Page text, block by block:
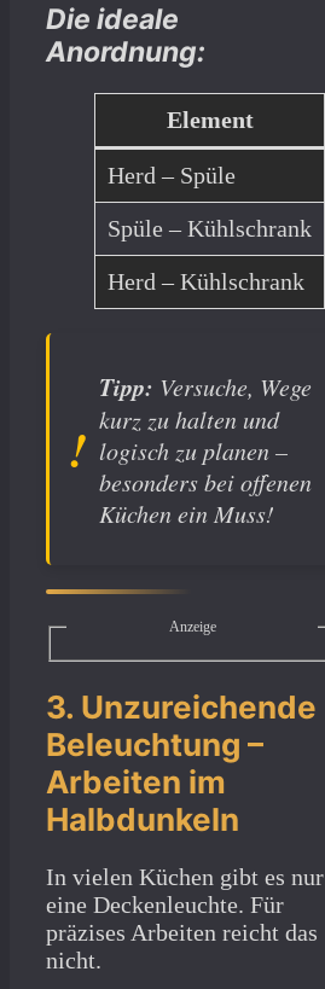
Die ideale
Anordnung:
Element
Herd – Spüle
Spüle – Kühlschrank
Herd – Kühlschrank
Tipp: Versuche, Wege
kurz zu halten und
logisch zu planen –
besonders bei offenen
Küchen ein Muss!
Anzeige
3. Unzureichende
Beleuchtung –
Arbeiten im
Halbdunkeln
In vielen Küchen gibt es nur
eine Deckenleuchte. Für
präzises Arbeiten reicht das
nicht.